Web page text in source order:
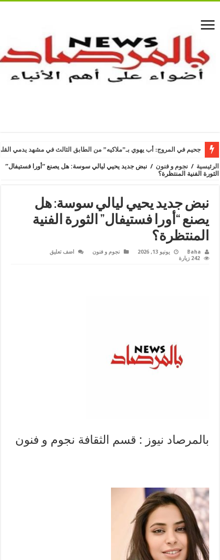
جحيم في المروج: أب يهوي بـ”ملاكيه” من الطابق الثالث في مشهد يدمي
الرئيسية / نجوم و فنون / نبض جديد يحيي ليالي سوسة: هل يصنع “أورا فستيفال”
الثورة الفنية المنتظرة؟
نبض جديد يحيي ليالي سوسة: هل
يصنع “أورا فستيفال” الثورة الفنية
المنتظرة؟
Baha يونيو 13, 2026 نجوم و فنون
اضف تعليق
242 زيارة
بالمرصاد نيوز : قسم الثقافة نجوم و فنون